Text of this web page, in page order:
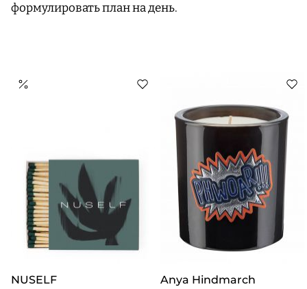
формулировать план на день.
NUSELF Anya Hindmarch